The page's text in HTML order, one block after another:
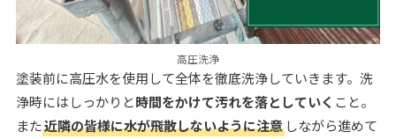
高圧洗浄
塗装前に高圧水を使用して全体を徹底洗浄していきます。洗
浄時にはしっかりと時間をかけて汚れを落としていく こと。
また近隣の皆様に水が飛散しないように注意しながら進めて